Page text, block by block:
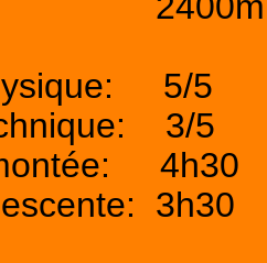
5/5
3/5
4h30
3h30